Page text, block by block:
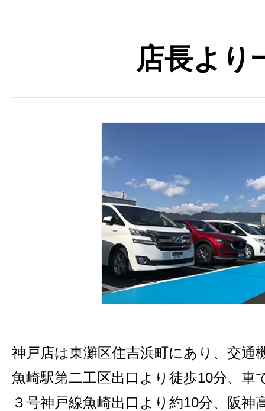
店長より
神戸店は東灘区住吉浜町にあり、交通
魚崎駅第二工区出口より徒歩10分、車
３号神戸線魚崎出口より約10分、阪神